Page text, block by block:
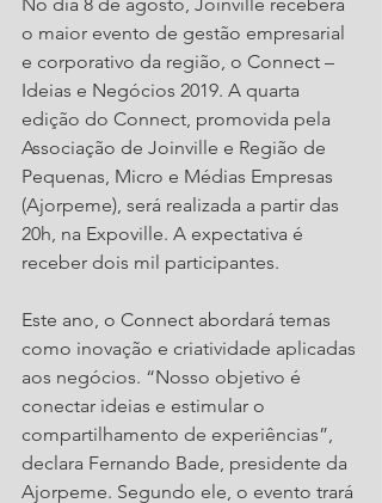
o maior evento de gestão empresarial
e corporativo da região, o Connect –
Ideias e Negócios 2019. A quarta
edição do Connect, promovida pela
Associação de Joinville e Região de
Pequenas, Micro e Médias Empresas
(Ajorpeme), será realizada a partir das
20h, na Expoville. A expectativa é
receber dois mil participantes.
Este ano, o Connect abordará temas
como inovação e criatividade aplicadas
aos negócios. “Nosso objetivo é
conectar ideias e estimular o
compartilhamento de experiências”,
declara Fernando Bade, presidente da
Ajorpeme. Segundo ele, o evento trará